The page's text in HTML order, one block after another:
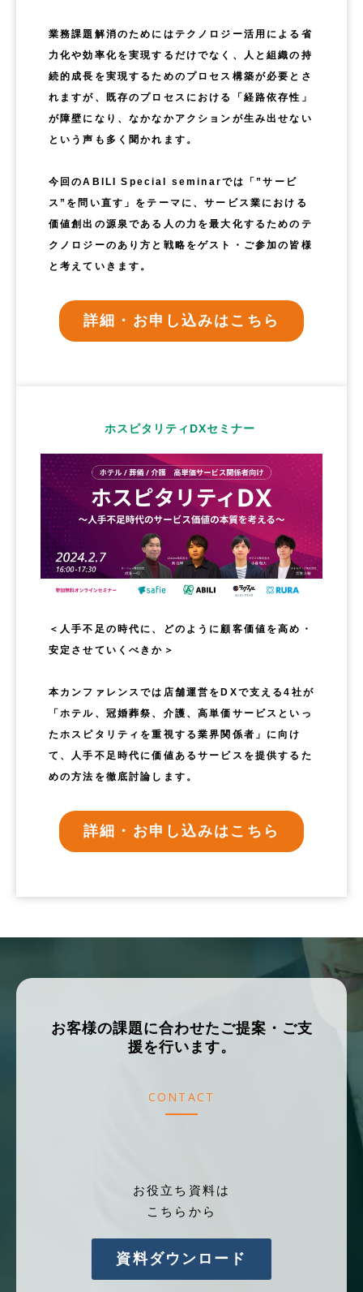
業務課題解消のためにはテクノロジー活用による省
力化や効率化を実現するだけでなく、人と組織の持
続的成長を実現するためのプロセス構築が必要とさ
れますが、既存のプロセスにおける「経路依存性」
が障壁になり、なかなかアクションが生み出せない
という声も多く聞かれます。
今回のABILI Special seminarでは「”サービ
ス”を問い直す」をテーマに、サービス業における
価値創出の源泉である人の力を最大化するためのテ
クノロジーのあり方と戦略をゲスト・ご参加の皆様
と考えていきます。
詳細・お申し込みはこちら
ホスピタリティDXセミナー
＜人手不足の時代に、どのように顧客価値を高め・
安定させていくべきか＞
本カンファレンスでは店舗運営をDXで支える4社が
「ホテル、冠婚葬祭、介護、高単価サービスといっ
たホスピタリティを重視する業界関係者」に向け
て、人手不足時代に価値あるサービスを提供するた
めの方法を徹底討論します。
詳細・お申し込みはこちら
お客様の課題に合わせたご提案・ご支
援を行います。
CONTACT
お役立ち資料は
こちらから
資料ダウンロード